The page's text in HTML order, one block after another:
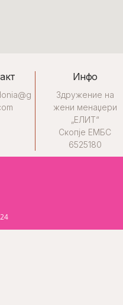
Инфо
Здружение на
жени менаџери
„ЕЛИТ“
Скопје ЕМБС
6525180